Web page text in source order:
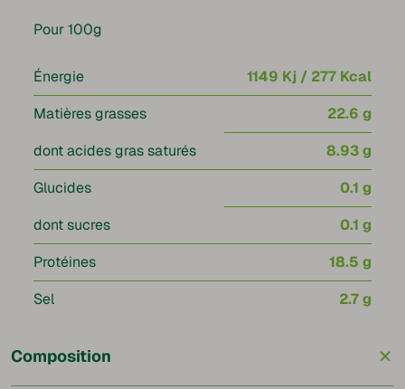
Pour 100g
Énergie
1149 Kj / 277 Kcal
Matières grasses
22.6 g
dont acides gras saturés
8.93 g
Glucides
0.1 g
dont sucres
0.1 g
Protéines
18.5 g
Sel
2.7 g
Composition +